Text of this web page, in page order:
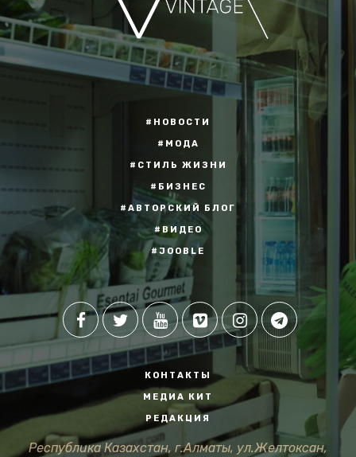
#НОВОСТИ
#МОДА
#СТИЛЬ ЖИЗНИ
#БИЗНЕС
#АВТОРСКИЙ БЛОГ
#ВИДЕО
#JOOBLE
КОНТАКТЫ
МЕДИА КИТ
РЕДАКЦИЯ
Республика Казахстан, г.Алматы, ул.Желтоксан,